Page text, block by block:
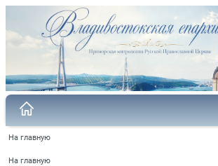
На главную
На главную